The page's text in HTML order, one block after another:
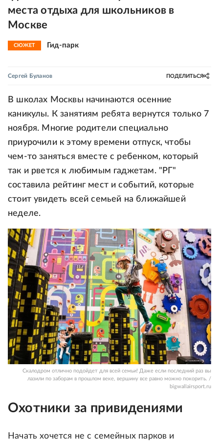
места отдыха для школьников в
Москве
СЮЖЕТ Гид-парк
Сергей Буланов ПОДЕЛИТЬСЯ
В школах Москвы начинаются осенние
каникулы. К занятиям ребята вернутся только 7
ноября. Многие родители специально
приурочили к этому времени отпуск, чтобы
чем-то заняться вместе с ребенком, который
так и рвется к любимым гаджетам. "РГ"
составила рейтинг мест и событий, которые
стоит увидеть всей семьей на ближайшей
неделе.
Скалодром отлично подойдет для всей семьи! Даже если последний раз вы
лазили по заборам в прошлом веке, вершину все равно можно покорить. /
bigwallairsport.ru
Охотники за привидениями
Начать хочется не с семейных парков и